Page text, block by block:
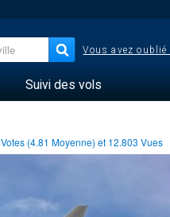
Vous avez
Suivi des vols
Votes (4.81 Moyenne) et 12.803 Vues